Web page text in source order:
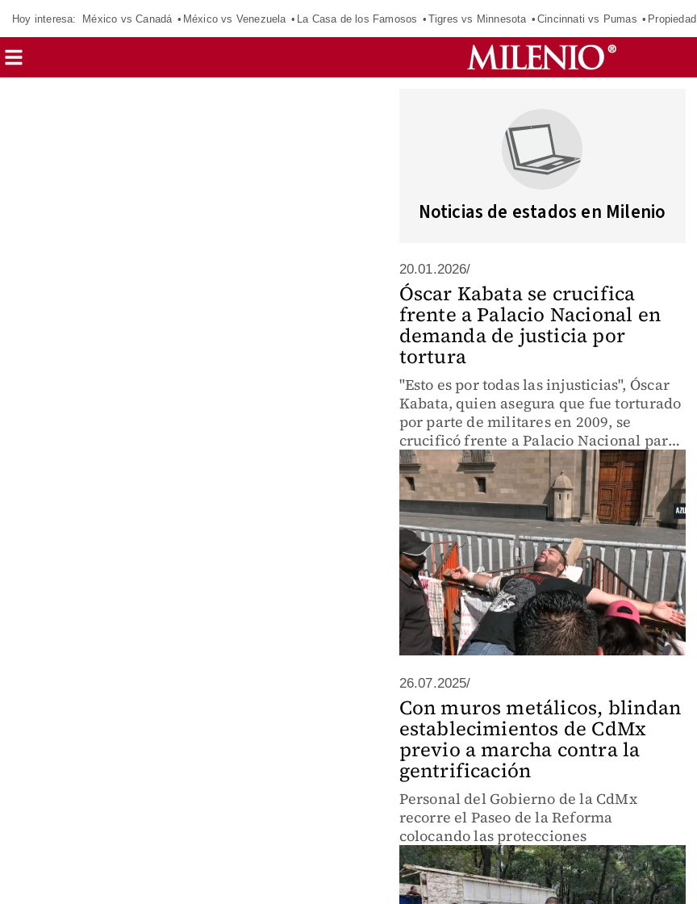
Hoy interesa: México vs Canadá México vs Venezuela La Casa de los Famosos Tigres vs Minnesota Cincinnati vs Pumas Propiedad
Noticias de estados en Milenio
20.01.2026/
Óscar Kabata se crucifica
frente a Palacio Nacional en
demanda de justicia por
tortura
"Esto es por todas las injusticias", Óscar
Kabata, quien asegura que fue torturado
por parte de militares en 2009, se
crucificó frente a Palacio Nacional para
exigir justicia por su caso
26.07.2025/
Con muros metálicos, blindan
establecimientos de CdMx
previo a marcha contra la
gentrificación
Personal del Gobierno de la CdMx
recorre el Paseo de la Reforma
colocando las protecciones